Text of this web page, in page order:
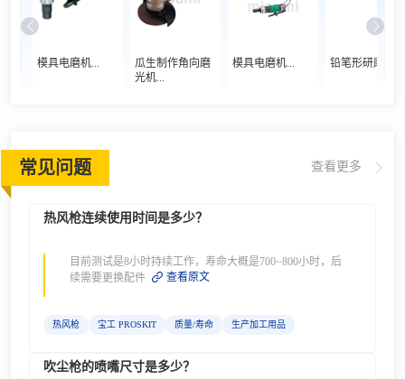
模具电磨机...
瓜生制作角向磨
光机...
模具电磨机... 铅笔形研磨机...
常见问题 查看更多
热风枪连续使用时间是多少？
目前测试是8小时持续工作，寿命大概是700~800小时，后
续需要更换配件
查看原文
热风枪 宝工 PROSKIT 质量/寿命 生产加工用品
吹尘枪的喷嘴尺寸是多少？